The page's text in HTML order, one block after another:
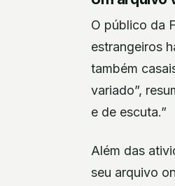
O público da
estrangeiros
também
variado”,
e de escuta.”
Além das
seu arquivo